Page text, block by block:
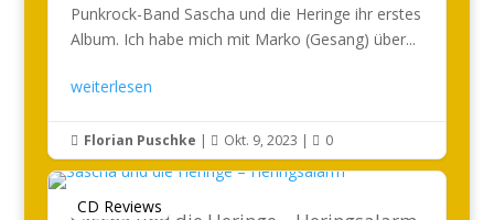
Punkrock-Band Sascha und die Heringe ihr erstes
Album. Ich habe mich mit Marko (Gesang) über...
weiterlesen
 Florian Puschke |  Okt. 9, 2023 |  0
CD Reviews